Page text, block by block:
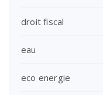
droit fiscal
eau
eco energie